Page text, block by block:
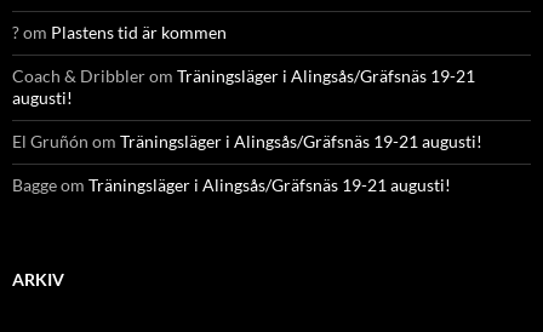
?om Plastens tid är kommen
Coach & Dribblerom Träningsläger i Alingsås/Gräfsnäs 19-21
augusti!
El Gruñón om Träningsläger i Alingsås/Gräfsnäs 19-21 augusti!
Baggeom Träningsläger i Alingsås/Gräfsnäs 19-21 augusti!
ARKIV